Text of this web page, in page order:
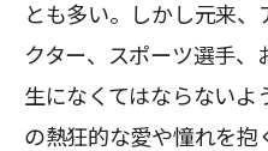
とも多い。しかし元来、
クター、スポーツ選手、
生になくてはならないよ
の熱狂的な愛や憧れを抱